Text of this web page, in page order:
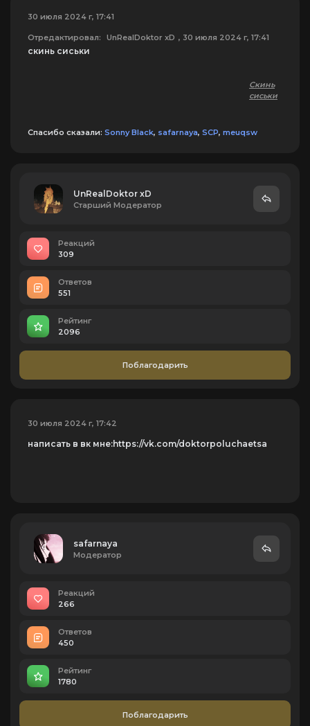
30 июля 2024 г, 17:41
Отредактировал: UnRealDoktor xD , 30 июля 2024 г, 17:41
скинь сиськи
Скинь
сиськи
Спасибо сказали: Sonny Black, safarnaya, SCP, meuqsw
UnRealDoktor xD
Старший Модератор
Реакций
309
Ответов
551
Рейтинг
2096
Поблагодарить
30 июля 2024 г, 17:42
написать в вк мне:https://vk.com/doktorpoluchaetsa
safarnaya
Модератор
Реакций
266
Ответов
450
Рейтинг
1780
Поблагодарить